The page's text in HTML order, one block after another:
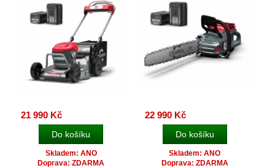
21 990 Kč
Skladem: ANO
Doprava: ZDARMA
22 990 Kč
Skladem: ANO
Doprava: ZDARMA